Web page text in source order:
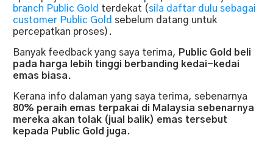
branch Public Gold terdekat (sila daftar dulu sebagai
customer Public Gold sebelum datang untuk
percepatkan proses).
Banyak feedback yang saya terima, Public Gold beli
pada harga lebih tinggi berbanding kedai-kedai
emas biasa.
Kerana info dalaman yang saya terima, sebenarnya
80% peraih emas terpakai di Malaysia sebenarnya
mereka akan tolak (jual balik) emas tersebut
kepada Public Gold juga.